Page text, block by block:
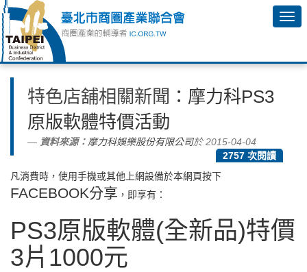
特色店舖相關新聞 ：摩力科PS3
原版軟體特價活動
資料來源： 摩力科娛樂股份有限公司於 2015-04-04
2757 次閱讀
凡消費時，使用手機或其他上網設備於本網頁按下
FACEBOOK分享 ，即享有：
PS3原版軟體(全新品)特價
3片1000元